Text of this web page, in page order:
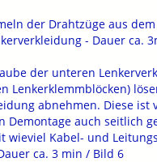
der Drahtzüge aus
- Dauer ca.
der unteren
Lenkerklemmblöcken)
abnehmen. Diese ist
Demontage auch seitlich
wieviel Kabel- und
ca. 3 min / Bild 6